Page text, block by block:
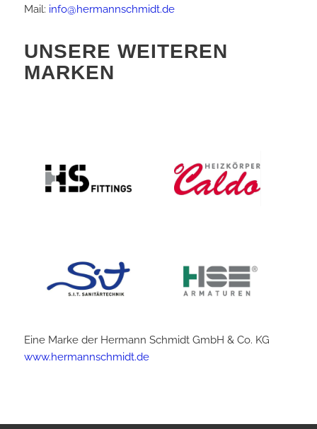
Mail: info@hermannschmidt.de
UNSERE WEITEREN
MARKEN
Eine Marke der Hermann Schmidt GmbH & Co. KG
www.hermannschmidt.de